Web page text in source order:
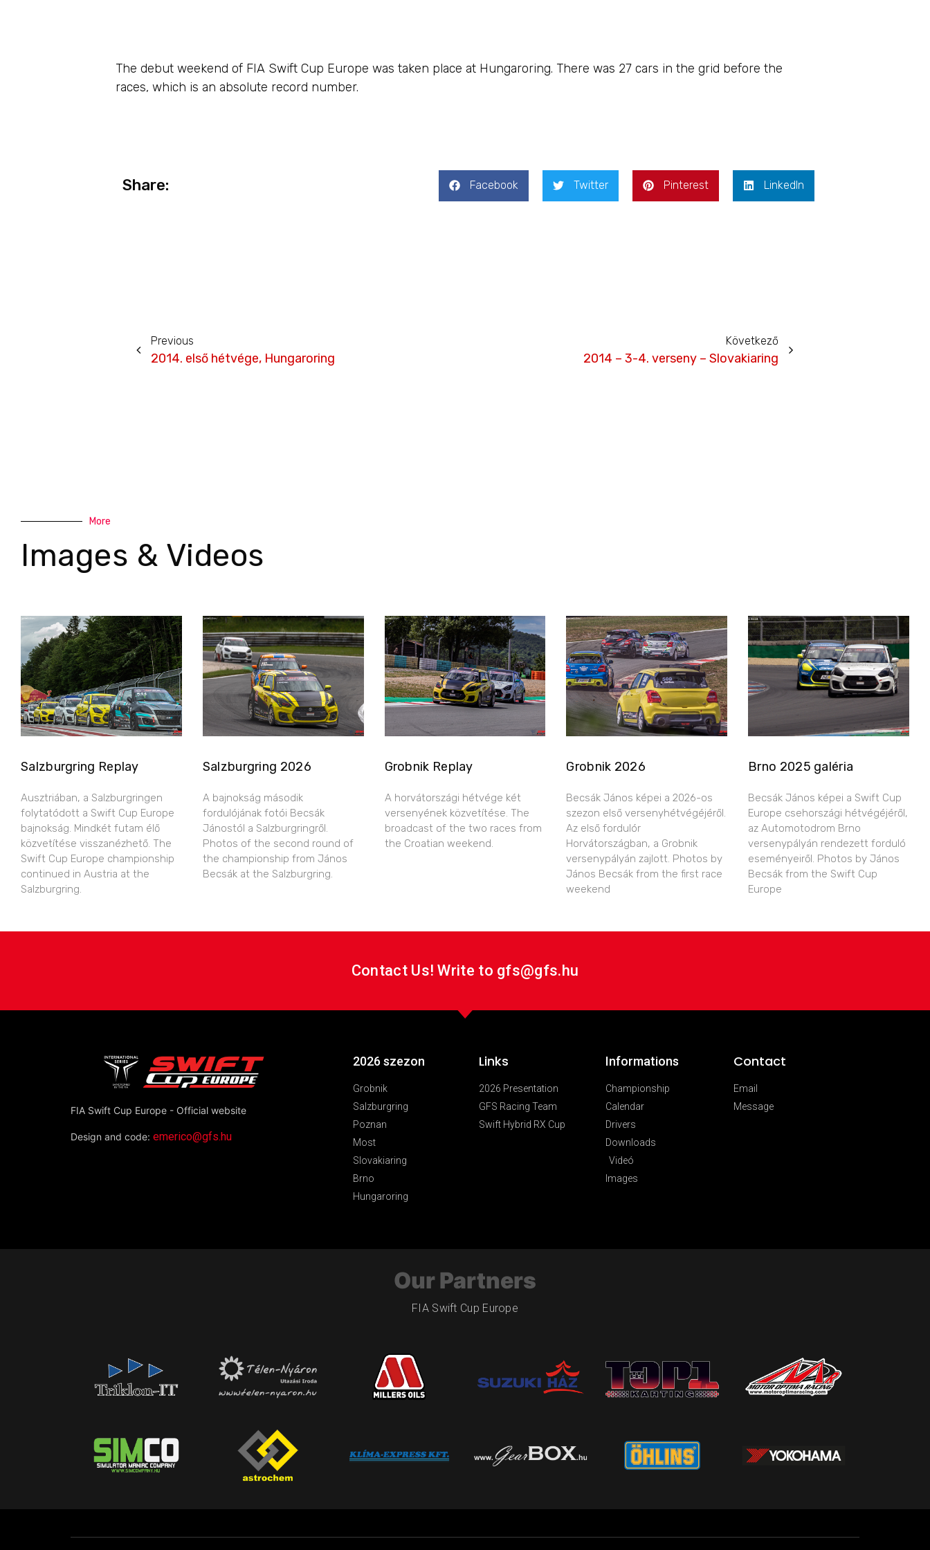
The debut weekend of FIA Swift Cup Europe was taken place at Hungaroring. There was 27 cars in the grid before the
races, which is an absolute record number.
Share: Facebook Twitter Pinterest LinkedIn
Previous
2014. első hétvége, Hungaroring
Következő
2014 – 3-4. verseny – Slovakiaring
More
Images & Videos
Salzburgring Replay
Ausztriában, a Salzburgringen
folytatódott a Swift Cup Europe
bajnokság. Mindkét futam élő
közvetítése visszanézhető. The
Swift Cup Europe championship
continued in Austria at the
Salzburgring.
Salzburgring 2026
A bajnokság második
fordulójának fotói Becsák
Jánostól a Salzburgringről.
Photos of the second round of
the championship from János
Becsák at the Salzburgring.
Grobnik Replay
A horvátországi hétvége két
versenyének közvetítése. The
broadcast of the two races from
the Croatian weekend.
Grobnik 2026
Becsák János képei a 2026-os
szezon első versenyhétvégéjéről.
Az első fordulór
Horvátországban, a Grobnik
versenypályán zajlott. Photos by
János Becsák from the first race
weekend
Brno 2025 galéria
Becsák János képei a Swift Cup
Europe csehországi hétvégéjéről,
az Automotodrom Brno
versenypályán rendezett forduló
eseményeiről. Photos by János
Becsák from the Swift Cup
Europe
Contact Us! Write to gfs@gfs.hu
FIA Swift Cup Europe - Official website
Design and code: emerico@gfs.hu
2026 szezon
Grobnik
Salzburgring
Poznan
Most
Slovakiaring
Brno
Hungaroring
Links
2026 Presentation
GFS Racing Team
Swift Hybrid RX Cup
Informations
Championship
Calendar
Drivers
Downloads
Videó
Images
Contact
Email
Message
Our Partners
FIA Swift Cup Europe